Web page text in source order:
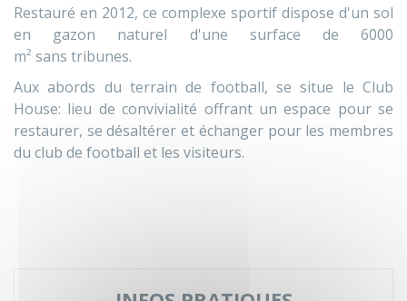
Restauré en 2012, ce complexe sportif dispose d'un sol
en gazon naturel d'une surface de 6000
m² sans tribunes.
Aux abords du terrain de football, se situe le Club
House: lieu de convivialité offrant un espace pour se
restaurer, se désaltérer et échangerpour les membres
du club de football et les visiteurs.